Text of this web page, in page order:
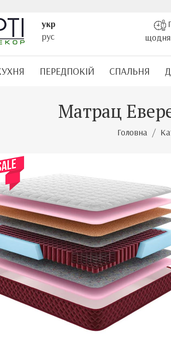
укр
рус
щодня
ПЕРЕДПОКІЙ СПАЛЬНЯ
Матрац
Головна